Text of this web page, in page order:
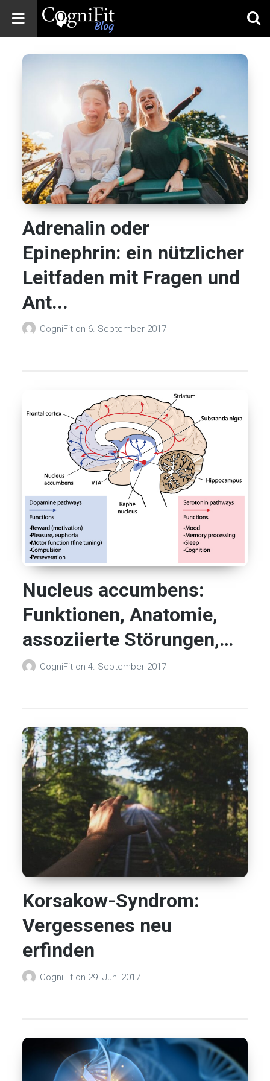
Health
News
Brain Training,
Mental Health, and
Wellness
Adrenalin oder
Epinephrin: ein nützlicher
Leitfaden mit Fragen und
Ant...
CogniFit on 6. September 2017
Nucleus accumbens:
Funktionen, Anatomie,
assoziierte Störungen,…
CogniFit on 4. September 2017
Korsakow-Syndrom:
Vergessenes neu
erfinden
CogniFit on 29. Juni 2017